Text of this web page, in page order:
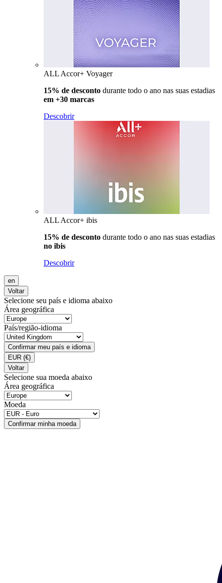
ALL Accor+ Voyager
15% de desconto durante todo o ano nas suas estadias
em +30 marcas
Descobrir
ALL Accor+ ibis
15% de desconto durante todo o ano nas suas estadias
no ibis
Descobrir
en
Voltar
Selecione seu país e idioma abaixo
Área geográfica
País/região-idioma
Confirmar meu país e idioma
EUR (€)
Voltar
Selecione sua moeda abaixo
Área geográfica
Moeda
Confirmar minha moeda